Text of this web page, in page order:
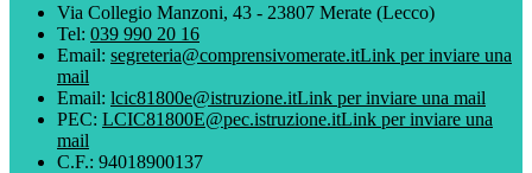
Via Collegio Manzoni, 43 - 23807 Merate (Lecco)
Tel: 039 990 20 16
Email: segreteria@comprensivomerate.itLink per inviare una
mail
Email: lcic81800e@istruzione.itLink per inviare una mail
PEC: LCIC81800E@pec.istruzione.itLink per inviare una
mail
C.F.: 94018900137